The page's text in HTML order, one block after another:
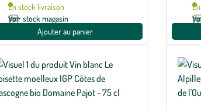
En stock livraison
Voir stock magasin
Ajouter au panier